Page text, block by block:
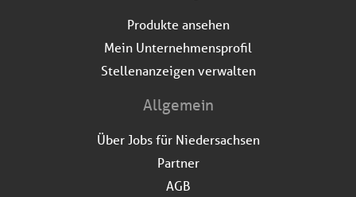
Produkte ansehen
Mein Unternehmensprofil
Stellenanzeigen verwalten
Allgemein
Über Jobs für Niedersachsen
Partner
AGB